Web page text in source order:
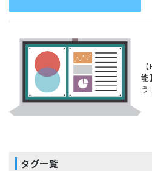
能
う
タグ一覧